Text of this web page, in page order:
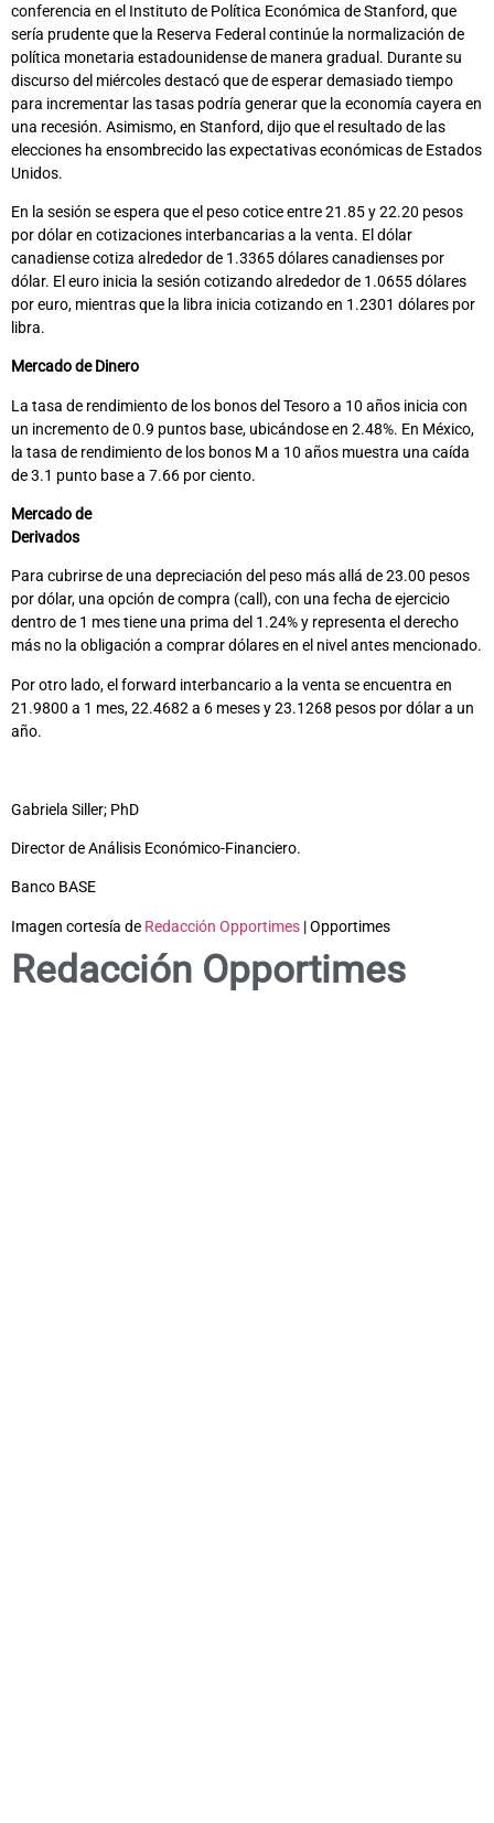
conferencia en el Instituto de Política Económica de Stanford, que
sería prudente que la Reserva Federal continúe la normalización de
política monetaria estadounidense de manera gradual. Durante su
discurso del miércoles destacó que de esperar demasiado tiempo
para incrementar las tasas podría generar que la economía cayera en
una recesión. Asimismo, en Stanford, dijo que el resultado de las
elecciones ha ensombrecido las expectativas económicas de Estados
Unidos.
En la sesión se espera que el peso cotice entre 21.85 y 22.20 pesos
por dólar en cotizaciones interbancarias a la venta. El dólar
canadiense cotiza alrededor de 1.3365 dólares canadienses por
dólar. El euro inicia la sesión cotizando alrededor de 1.0655 dólares
por euro, mientras que la libra inicia cotizando en 1.2301 dólares por
libra.
Mercado de Dinero
La tasa de rendimiento de los bonos del Tesoro a 10 años inicia con
un incremento de 0.9 puntos base, ubicándose en 2.48%. En México,
la tasa de rendimiento de los bonos M a 10 años muestra una caída
de 3.1 punto base a 7.66 por ciento.
Mercado de
Derivados
Para cubrirse de una depreciación del peso más allá de 23.00 pesos
por dólar, una opción de compra (call), con una fecha de ejercicio
dentro de 1 mes tiene una prima del 1.24% y representa el derecho
más no la obligación a comprar dólares en el nivel antes mencionado.
Por otro lado, el forward interbancario a la venta se encuentra en
21.9800 a 1 mes, 22.4682 a 6 meses y 23.1268 pesos por dólar a un
año.
Gabriela Siller; PhD
Director de Análisis Económico-Financiero.
Banco BASE
Imagen cortesía de Redacción Opportimes | Opportimes
Redacción Opportimes